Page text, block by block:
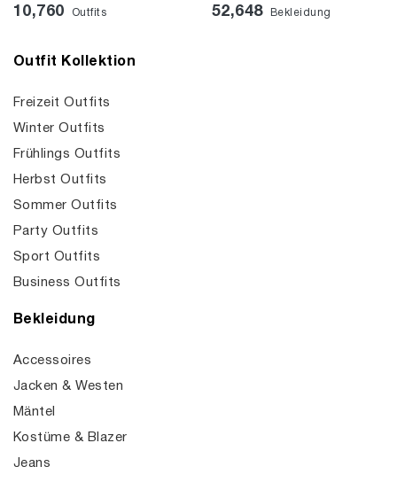
10,760 Outfits 52,648 Bekleidung
Outfit Kollektion
Freizeit Outfits
Winter Outfits
Frühlings Outfits
Herbst Outfits
Sommer Outfits
Party Outfits
Sport Outfits
Business Outfits
Bekleidung
Accessoires
Jacken & Westen
Mäntel
Kostüme & Blazer
Jeans